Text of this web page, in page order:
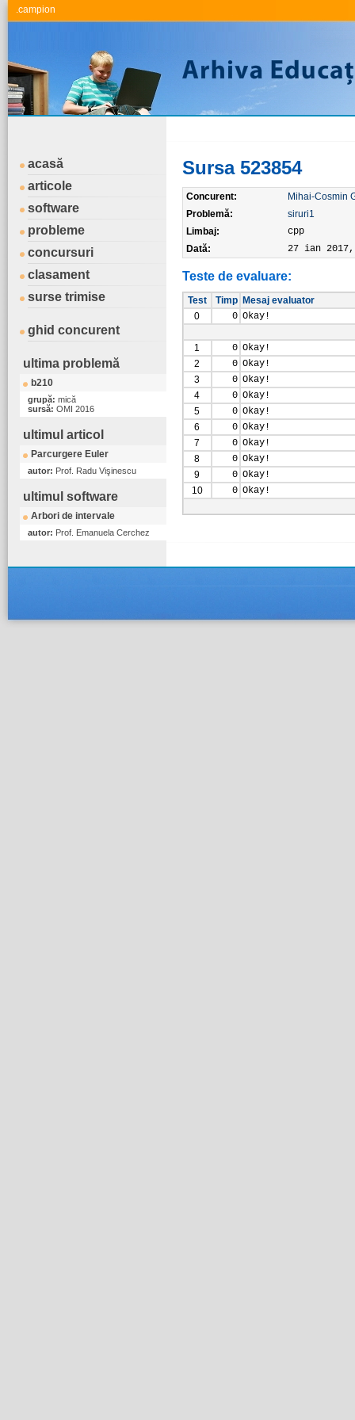
.campion
acasă
articole
software
probleme
concursuri
clasament
surse trimise
ghid concurent
ultima problemă
b210
grupă: mică
sursă: OMI 2016
ultimul articol
Parcurgere Euler
autor: Prof. Radu Vişinescu
ultimul software
Arbori de intervale
autor: Prof. Emanuela Cerchez
Sursa 523854
Concurent:
Mihai-Cosmin
Problemă:
siruri1
Limbaj:
cpp
Dată:
27 ian
Teste de evaluare:
Test Timp Mesaj evaluator
0
0 Okay!
1 0 Okay!
2
0 Okay!
3
0 Okay!
4
0 Okay!
5
0 Okay!
6
0 Okay!
7
0 Okay!
8
0 Okay!
9
0 Okay!
10
0 Okay!